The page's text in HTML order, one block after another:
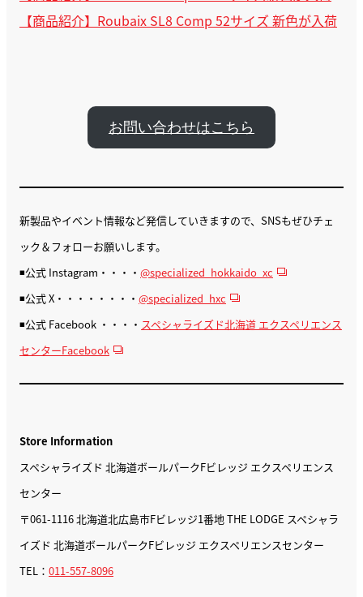
【商品紹介】Roubaix SL8 Comp 52サイズ 新色が入荷
お問い合わせはこちら
新製品やイベント情報など発信していきますので、SNSもぜひチェ
ック＆フォローお願いします。
◾️公式 Instagram・・・・ @specialized_hokkaido_xc
◾️公式 X・・・・・・・・ @specialized_hxc
◾️公式 Facebook ・・・・ スペシャライズド北海道 エクスペリエンス
センターFacebook
Store Information
スペシャライズド 北海道ボールパークFビレッジ エクスペリエンス
センター
〒061-1116 北海道北広島市Fビレッジ1番地 THE LODGE スペシャラ
イズド 北海道ボールパークFビレッジ エクスペリエンスセンター
TEL： 011-557-8096